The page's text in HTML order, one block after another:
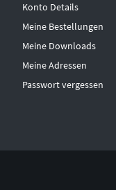
Konto Details
Meine Bestellungen
Meine Downloads
Meine Adressen
Passwort vergessen